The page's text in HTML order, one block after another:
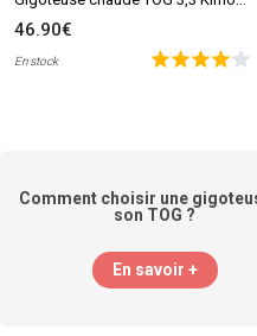
46.90€
En stock
Comment choisir une
son TOG ?
En savoir +